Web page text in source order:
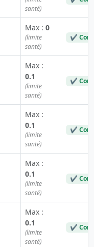
santé)
Max : 0
(limite
santé)
✔
Max :
0.1
(limite
santé)
✔
Max :
0.1
(limite
santé)
✔
Max :
0.1
(limite
santé)
✔
Max :
0.1
(limite
santé)
✔